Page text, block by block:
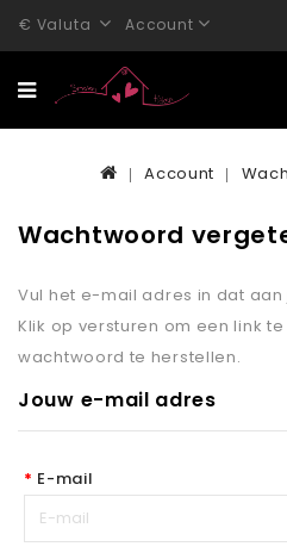
€ Valuta Account
Account
Wachtwoord
Vul het e-mail adres in dat
Klik op versturen om een link
wachtwoord te herstellen.
Jouw e-mail adres
E-mail